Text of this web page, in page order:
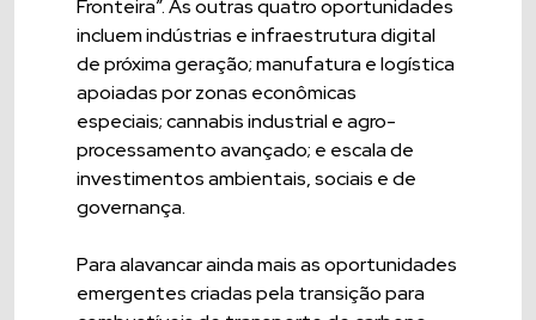
Fronteira”. As outras quatro oportunidades
incluem indústrias e infraestrutura digital
de próxima geração; manufatura e logística
apoiadas por zonas econômicas
especiais; cannabis industrial e agro-
processamento avançado; e escala de
investimentos ambientais, sociais e de
governança.
Para alavancar ainda mais as oportunidades
emergentes criadas pela transição para